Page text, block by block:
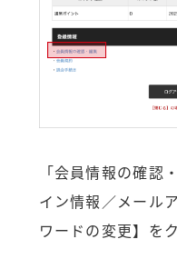
「会員情報の確認
イン情報／メール
ワードの変更】を